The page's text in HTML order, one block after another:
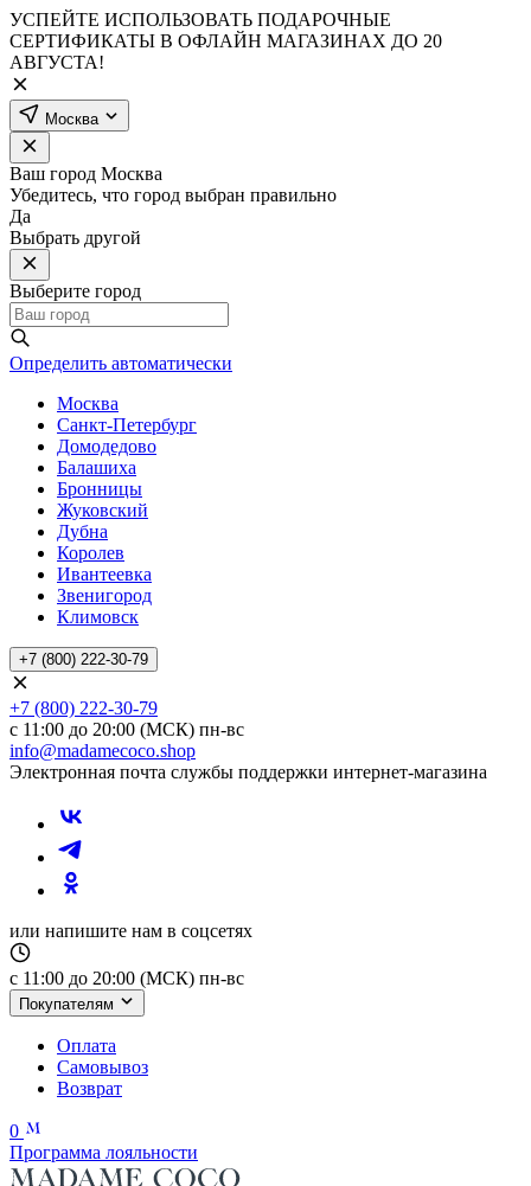
УСПЕЙТЕ ИСПОЛЬЗОВАТЬ ПОДАРОЧНЫЕ
СЕРТИФИКАТЫ В ОФЛАЙН МАГАЗИНАХ ДО 20
АВГУСТА!
Москва
Ваш город Москва
Убедитесь, что город выбран правильно
Да
Выбрать другой
Выберите город
Определить автоматически
Москва
Санкт-Петербург
Домодедово
Балашиха
Бронницы
Жуковский
Дубна
Королев
Ивантеевка
Звенигород
Климовск
+7 (800) 222-30-79
+7 (800) 222-30-79
с 11:00 до 20:00 (МСК) пн-вс
info@madamecoco.shop
Электронная почта службы поддержки интернет-магазина
или напишите нам в соцсетях
с 11:00 до 20:00 (МСК) пн-вс
Покупателям
Оплата
Самовывоз
Возврат
0
Программа лояльности